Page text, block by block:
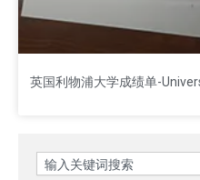
英国利物浦大学成绩单-
Search